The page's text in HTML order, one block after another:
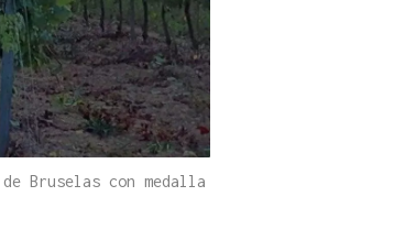
Bruselas con medalla